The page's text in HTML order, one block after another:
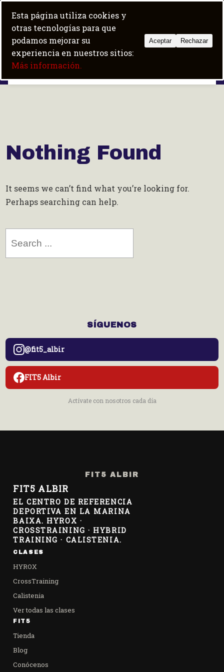
content
Trabaja con nosotros
Fit5 Albir
Nothing Found
It seems we can’t find what you’re looking for.
Perhaps searching can help.
for:
SÍGUENOS
@fit5_albir
FIT5 Albir
Actívate con nosotros cada día
FIT5 ALBIR
FIT5 ALBIR
EL CENTRO DE REFERENCIA
DEPORTIVA EN LA MARINA
BAIXA. HYROX ·
CROSSTRAINING · HYBRID
TRAINING · CALISTENIA.
CLASES
HYROX
CrossTraining
Calistenia
Ver todas las clases
FIT5
Tienda
Blog
Conócenos
Esta página utiliza cookies y
otras tecnologías para que
podamos mejorar su
experiencia en nuestros sitios:
Más información.
Aceptar Rechazar